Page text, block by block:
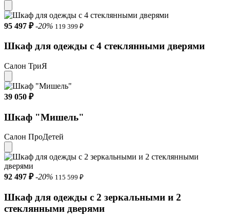
95 497 ₽ -20% 119 399 ₽
Шкаф для одежды с 4 стеклянными дверями
Салон ТриЯ
39 050 ₽
Шкаф "Мишель"
Салон ПроДетей
92 497 ₽ -20% 115 599 ₽
Шкаф для одежды с 2 зеркальными и 2
стеклянными дверями